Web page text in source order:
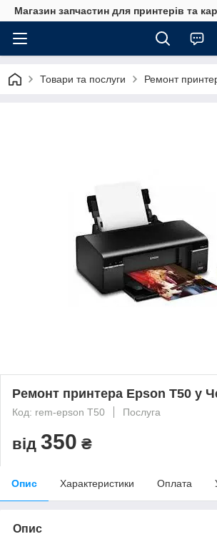
Магазин запчастин для принтерів та
Товари та послуги Ремонт
Ремонт принтера Epson T50 у
Код: rem-epson T50 Послуга
від 350 ₴
Опис Характеристики Оплата
Опис